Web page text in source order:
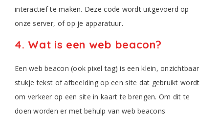
interactief te maken. Deze code wordt uitgevoerd op
onze server, of op je apparatuur.
4. Wat is een web beacon?
Een web beacon (ook pixel tag) is een klein, onzichtbaar
stukje tekst of afbeelding op een site dat gebruikt wordt
om verkeer op een site in kaart te brengen. Om dit te
doen worden er met behulp van web beacons